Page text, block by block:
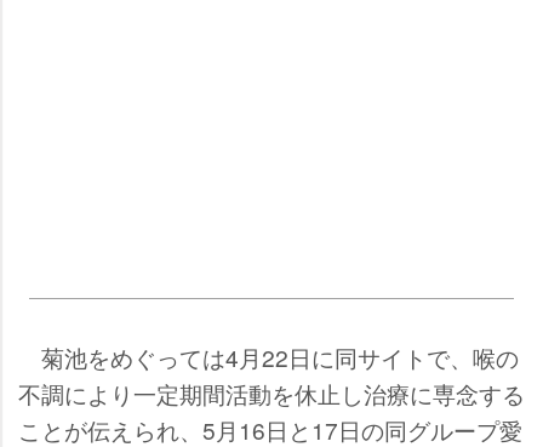
菊池をめぐっては4月22日に同サイトで、喉の
不調により一定期間活動を休止し治療に専念する
ことが伝えられ、5月16日と17日の同グループ愛